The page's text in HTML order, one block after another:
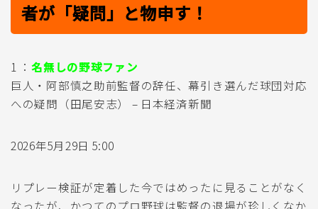
者が「疑問」と物申す！
1 ：名無しの野球ファン
巨人・阿部慎之助前監督の辞任、幕引き選んだ球団対応
への疑問（田尾安志） – 日本経済新聞
2026年5月29日 5:00
リプレー検証が定着した今ではめったに見ることがなく
なったが、かつてのプロ野球は監督の退場が珍しくなか